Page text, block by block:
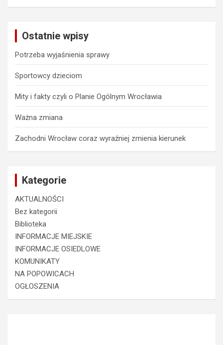
Ostatnie wpisy
Potrzeba wyjaśnienia sprawy
Sportowcy dzieciom
Mity i fakty czyli o Planie Ogólnym Wrocławia
Ważna zmiana
Zachodni Wrocław coraz wyraźniej zmienia kierunek
Kategorie
AKTUALNOŚCI
Bez kategorii
Biblioteka
INFORMACJE MIEJSKIE
INFORMACJE OSIEDLOWE
KOMUNIKATY
NA POPOWICACH
OGŁOSZENIA